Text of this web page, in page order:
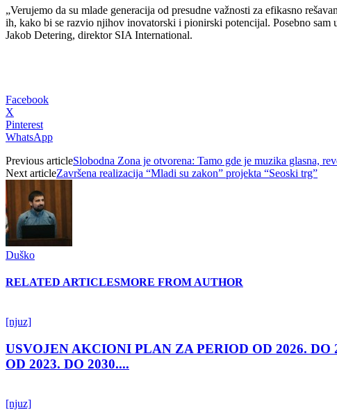
„Verujemo da su mlade generacija od presudne važnosti za efikasno
ih, kako bi se razvio njihov inovatorski i pionirski potencijal. Posebno
Jakob Detering, direktor SIA International.
Facebook
X
Pinterest
WhatsApp
Previous articleSlobodna Zona je otvorena: Tamo gde je muzika glasna,
Next articleZavršena realizacija “Mladi su zakon” projekta “Seoski trg”
Duško
RELATED ARTICLESMORE FROM AUTHOR
[njuz]
USVOJEN AKCIONI PLAN ZA PERIOD OD 2026.
OD 2023. DO 2030....
[njuz]